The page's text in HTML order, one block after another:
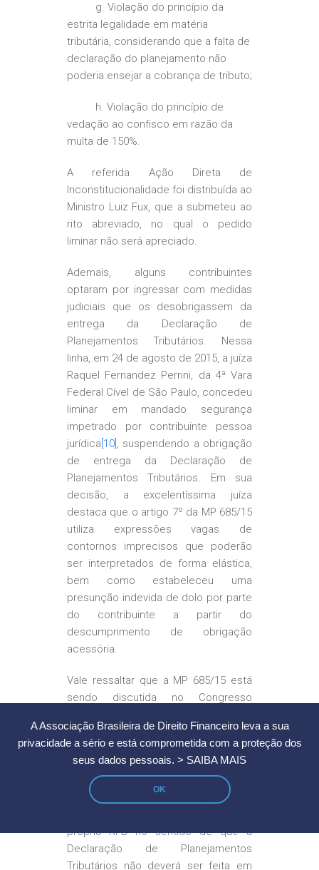
A Associação Brasileira de Direito Financeiro leva a sua
privacidade a sério e está comprometida com a proteção dos
seus dados pessoais. > SAIBA MAIS
OK
g. Violação do princípio da
estrita legalidade em matéria
tributária, considerando que a falta de
declaração do planejamento não
poderia ensejar a cobrança de tributo;
h. Violação do princípio de
vedação ao confisco em razão da
multa de 150%.
A referida Ação Direta de
Inconstitucionalidade foi distribuída ao
Ministro Luiz Fux, que a submeteu ao
rito abreviado, no qual o pedido
liminar não será apreciado.
Ademais, alguns contribuintes
optaram por ingressar com medidas
judiciais que os desobrigassem da
entrega da Declaração de
Planejamentos Tributários. Nessa
linha, em 24 de agosto de 2015, a juíza
Raquel Fernandez Perrini, da 4ª Vara
Federal Cível de São Paulo, concedeu
liminar em mandado segurança
impetrado por contribuinte pessoa
jurídica [10] , suspendendo a obrigação
de entrega da Declaração de
Planejamentos Tributários. Em sua
decisão, a excelentíssima juíza
destaca que o artigo 7º da MP 685/15
utiliza expressões vagas de
contornos imprecisos que poderão
ser interpretados de forma elástica,
bem como estabeleceu uma
presunção indevida de dolo por parte
do contribuinte a partir do
descumprimento de obrigação
acessória.
Vale ressaltar que a MP 685/15 está
sendo discutida no Congresso
emendas[11], sendo que boa parte
delas visam à supressão dos artigos
7º a 13 da MP 685/15.
Diante desse contexto, já houve
própria RFB no sentido de que a
Declaração de Planejamentos
Tributários não deverá ser feita em